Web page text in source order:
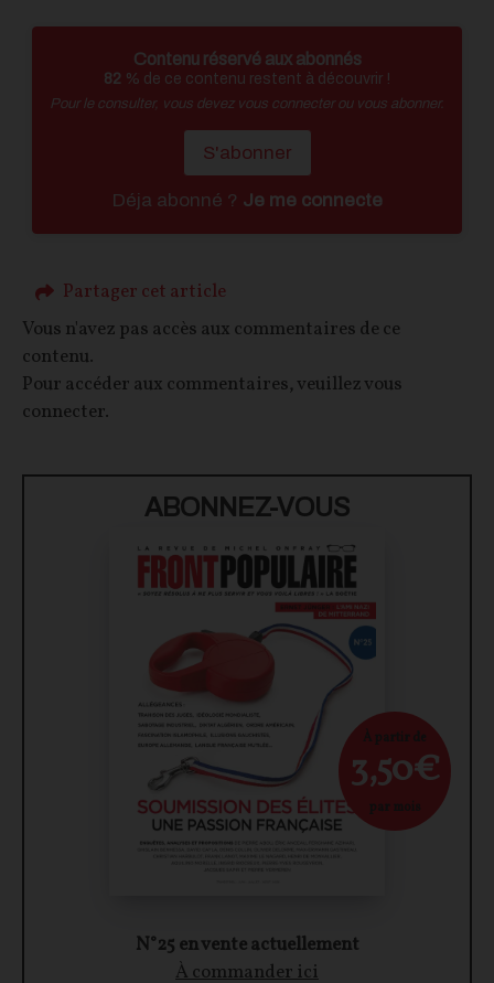
Contenu réservé aux abonnés
82 % de ce contenu restent à découvrir !
Pour le consulter, vous devez vous connecter ou vous abonner.
S'abonner
Déja abonné ? Je me connecte
Partager cet article
Vous n'avez pas accès aux commentaires de ce
contenu.
Pour accéder aux commentaires, veuillez vous
connecter.
ABONNEZ-VOUS
N°25 en vente actuellement
À commander ici
À partir de
3,50€
par mois